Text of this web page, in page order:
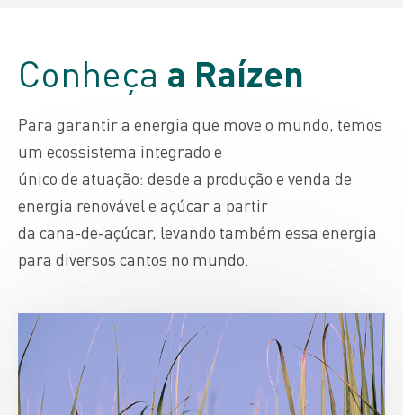
Conheça a Raízen
Para garantir a energia que move o mundo, temos
um ecossistema integrado e
único de atuação: desde a produção e venda de
energia renovável e açúcar a partir
da cana-de-açúcar, levando também essa energia
para diversos cantos no mundo.